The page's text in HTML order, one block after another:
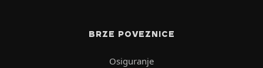
BRZE POVEZNICE
Osiguranje